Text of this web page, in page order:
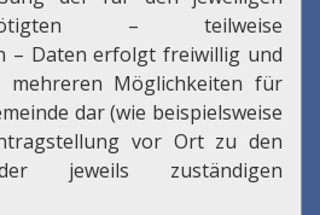
– teilweise
– Daten erfolgt freiwillig und
Möglichkeiten für
dar (wie beispielsweise
vor Ort zu den
jeweils zuständigen